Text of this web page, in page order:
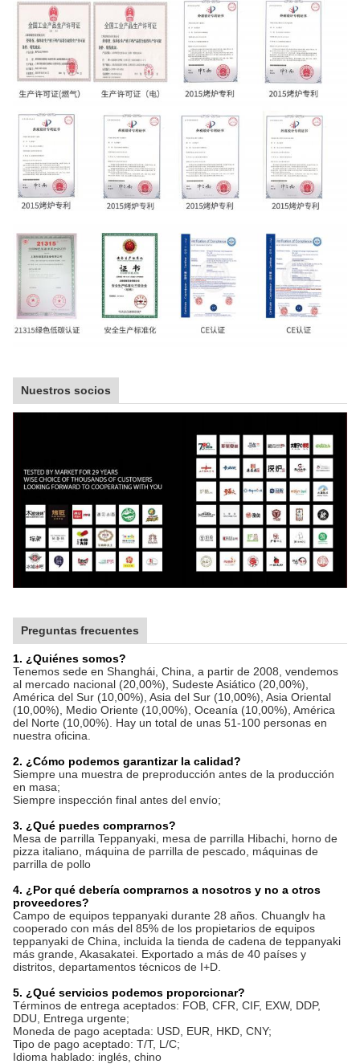
Nuestros socios
Preguntas frecuentes
1. ¿Quiénes somos?
Tenemos sede en Shanghái, China, a partir de 2008, vendemos
al mercado nacional (20,00%), Sudeste Asiático (20,00%),
América del Sur (10,00%), Asia del Sur (10,00%), Asia Oriental
(10,00%), Medio Oriente (10,00%), Oceanía (10,00%), América
del Norte (10,00%). Hay un total de unas 51-100 personas en
nuestra oficina.
2. ¿Cómo podemos garantizar la calidad?
Siempre una muestra de preproducción antes de la producción
en masa;
Siempre inspección final antes del envío;
3. ¿Qué puedes comprarnos?
Mesa de parrilla Teppanyaki, mesa de parrilla Hibachi, horno de
pizza italiano, máquina de parrilla de pescado, máquinas de
parrilla de pollo
4. ¿Por qué debería comprarnos a nosotros y no a otros
proveedores?
Campo de equipos teppanyaki durante 28 años. Chuanglv ha
cooperado con más del 85% de los propietarios de equipos
teppanyaki de China, incluida la tienda de cadena de teppanyaki
más grande, Akasakatei. Exportado a más de 40 países y
distritos, departamentos técnicos de I+D.
5. ¿Qué servicios podemos proporcionar?
Términos de entrega aceptados: FOB, CFR, CIF, EXW, DDP,
DDU, Entrega urgente;
Moneda de pago aceptada: USD, EUR, HKD, CNY;
Tipo de pago aceptado: T/T, L/C;
Idioma hablado: inglés, chino